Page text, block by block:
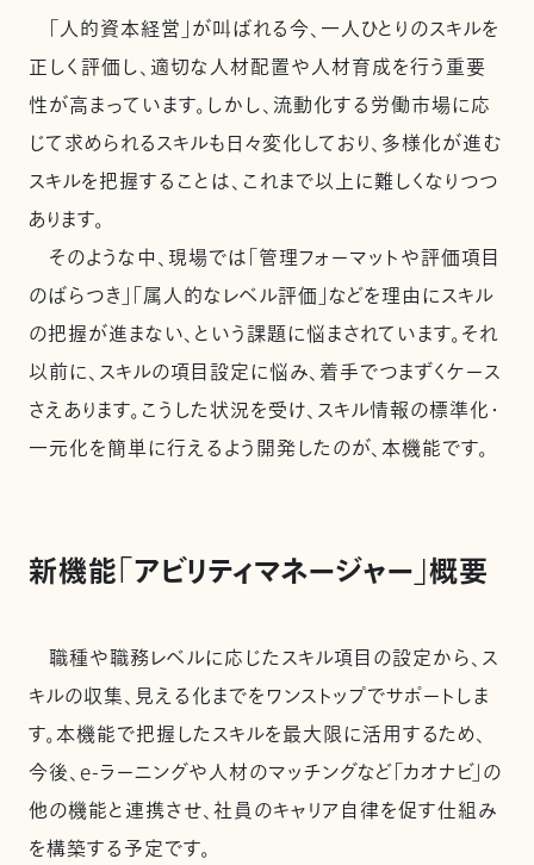
「人的資本経営」が叫ばれる今、一人ひとりのスキルを
正しく評価し、適切な人材配置や人材育成を行う重要
性が高まっています。しかし、流動化する労働市場に応
じて求められるスキルも日々変化しており、多様化が進む
スキルを把握することは、これまで以上に難しくなりつつ
あります。
そのような中、現場では「管理フォーマットや評価項目
のばらつき」「属人的なレベル評価」などを理由にスキル
の把握が進まない、という課題に悩まされています。それ
以前に、スキルの項目設定に悩み、着手でつまずくケース
さえあります。こうした状況を受け、スキル情報の標準化・
一元化を簡単に行えるよう開発したのが、本機能です。
新機能「アビリティマネージャー」概要
職種や職務レベルに応じたスキル項目の設定から、ス
キルの収集、見える化までをワンストップでサポートしま
す。本機能で把握したスキルを最大限に活用するため、
今後、e-ラーニングや人材のマッチングなど「カオナビ」の
他の機能と連携させ、社員のキャリア自律を促す仕組み
を構築する予定です。